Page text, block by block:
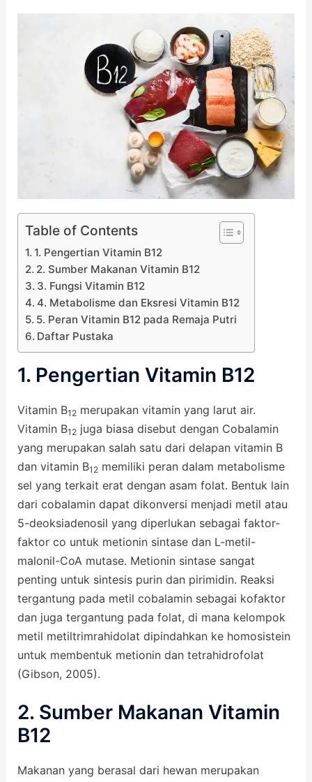
Table of Contents
1. Pengertian Vitamin B12
2. Sumber Makanan Vitamin B12
3. Fungsi Vitamin B12
4. Metabolisme dan Eksresi Vitamin B12
5. Peran Vitamin B12 pada Remaja Putri
Daftar Pustaka
1. Pengertian Vitamin B12
Vitamin B12merupakan vitamin yang larut air.
Vitamin B12juga biasa disebut dengan Cobalamin
yang merupakan salah satu dari delapan vitamin B
dan vitamin B12memiliki peran dalam metabolisme
sel yang terkait erat dengan asam folat. Bentuk lain
dari cobalamin dapat dikonversi menjadi metil atau
5-deoksiadenosil yang diperlukan sebagai faktor-
faktor co untuk metionin sintase dan L-metil-
malonil-CoA mutase. Metionin sintase sangat
penting untuk sintesis purin dan pirimidin. Reaksi
tergantung pada metil cobalamin sebagai kofaktor
dan juga tergantung pada folat, di mana kelompok
metil metiltrimrahidolat dipindahkan ke homosistein
untuk membentuk metionin dan tetrahidrofolat
(Gibson, 2005).
2. Sumber Makanan Vitamin
B12
Makanan yang berasal dari hewan merupakan